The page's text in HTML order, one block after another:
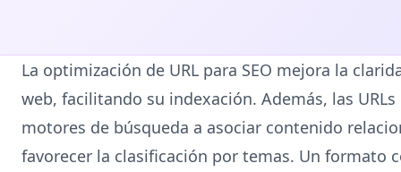
La optimización de URL para SEO mejora la
web, facilitando su indexación. Además, las
motores de búsqueda a asociar contenido
favorecer la clasificación por temas. Un formato